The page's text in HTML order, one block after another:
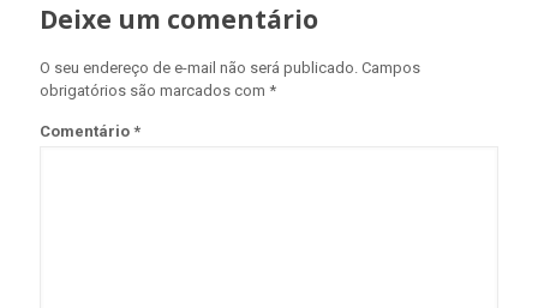
Deixe um comentário
O seu endereço de e-mail não será publicado. Campos
obrigatórios são marcados com *
Comentário *